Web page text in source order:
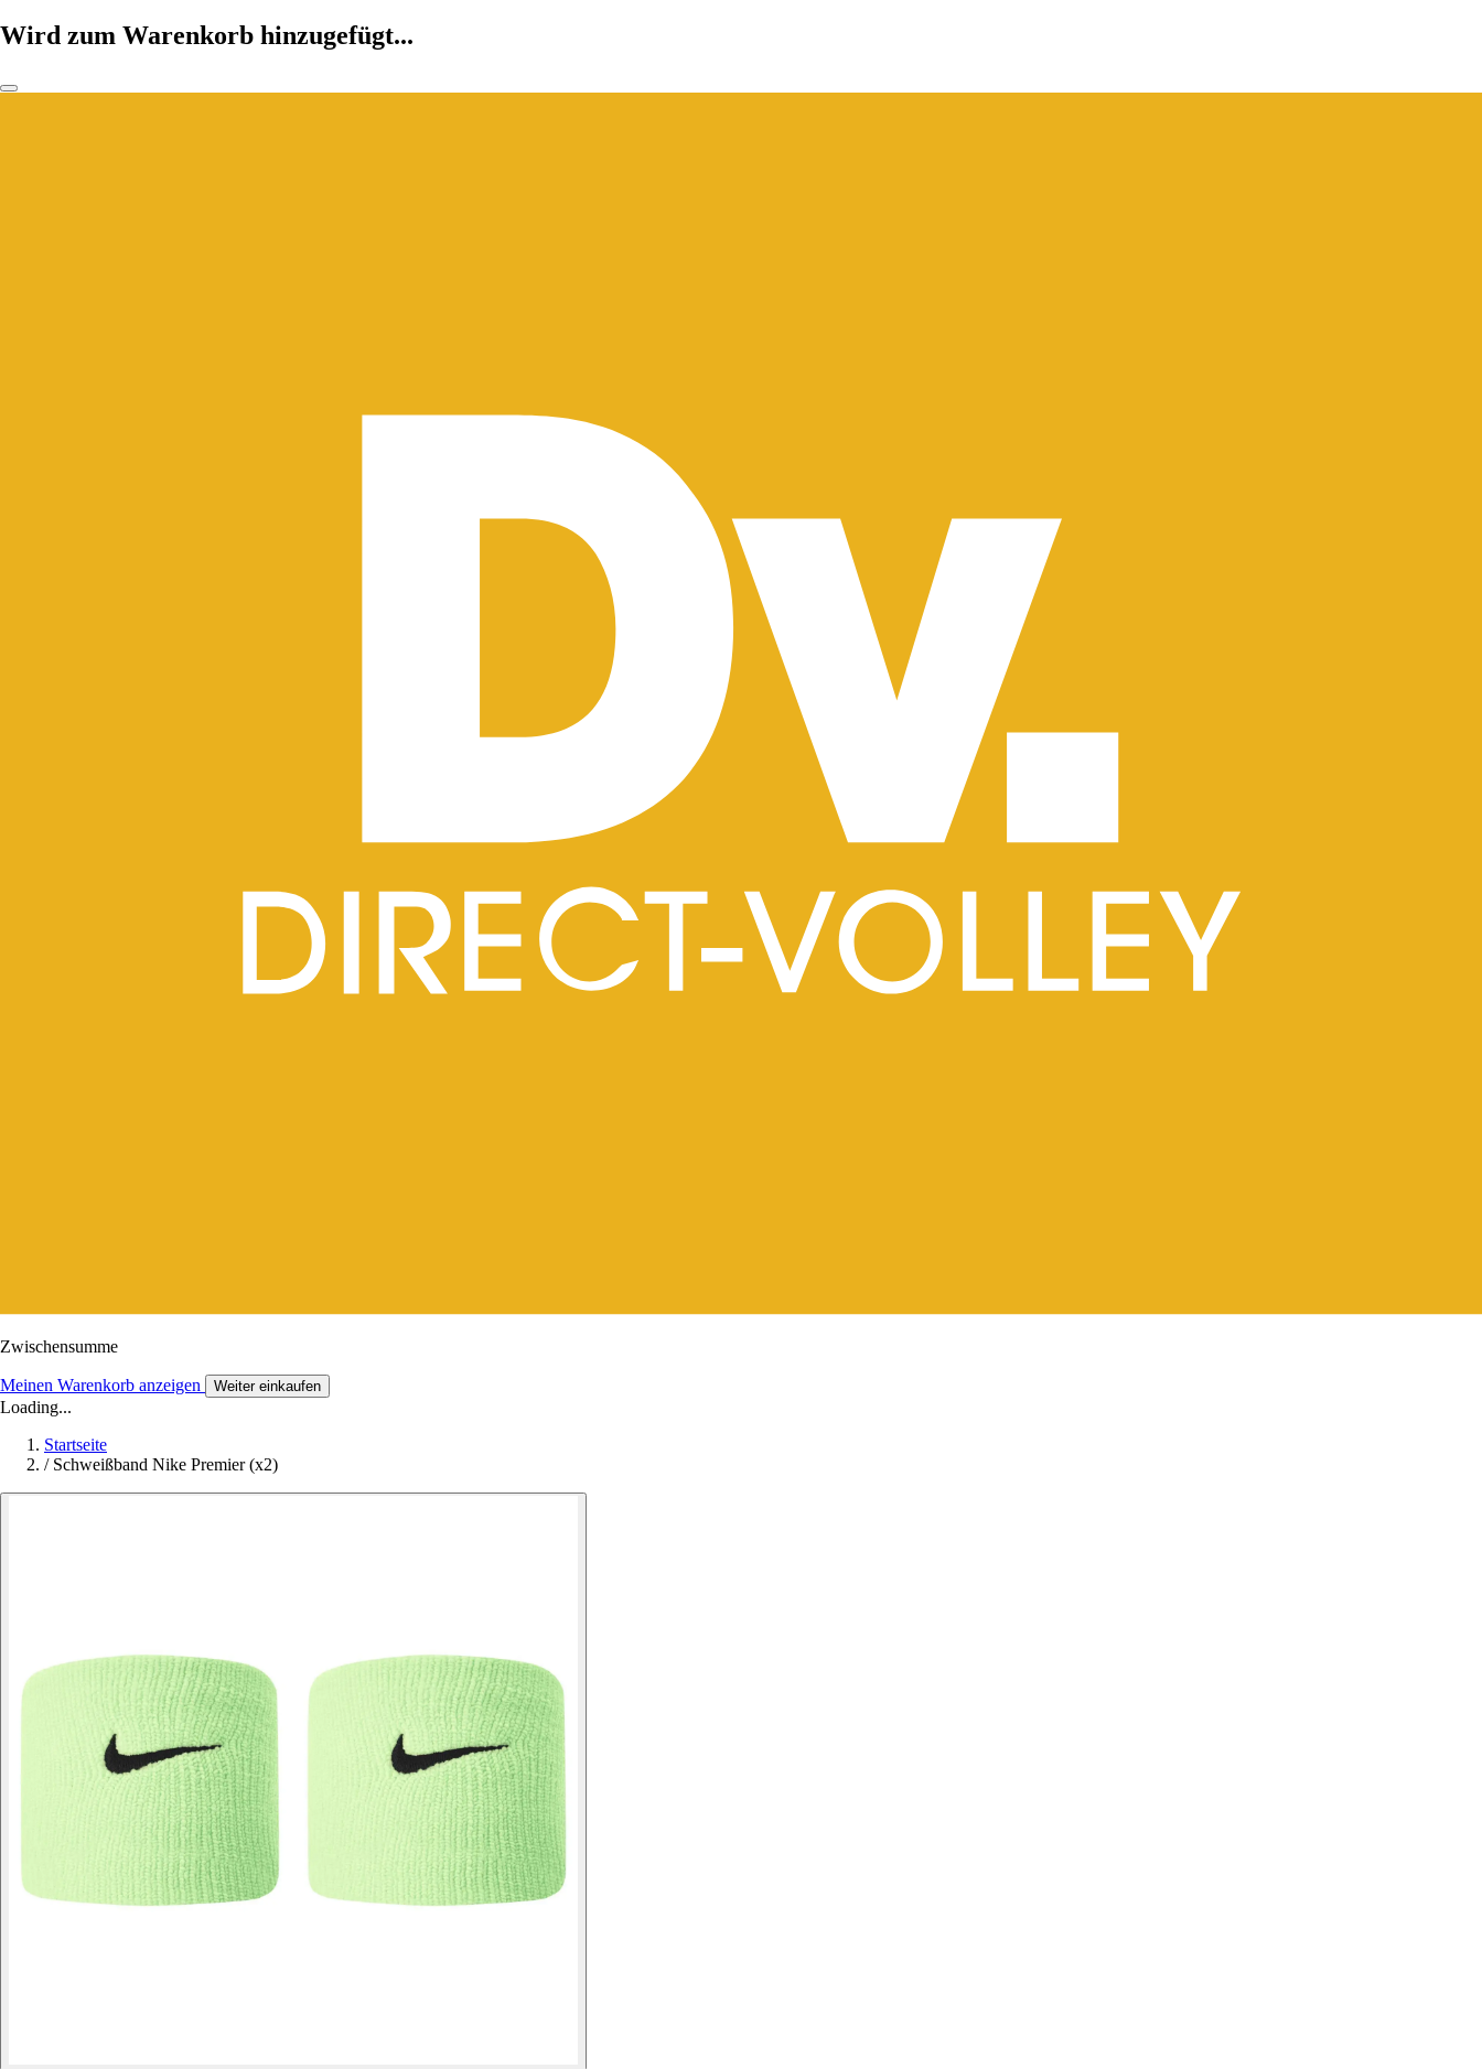
Wird zum Warenkorb hinzugefügt...
Zwischensumme
Meinen Warenkorb anzeigen Weiter einkaufen
Loading...
Startseite
/ Schweißband Nike Premier (x2)